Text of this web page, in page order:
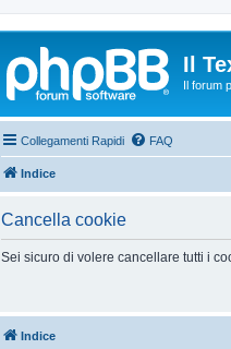
Il
Il forum
Collegamenti Rapidi FAQ
Indice
Cancella cookie
Sei sicuro di volere cancellare tutti i
Indice